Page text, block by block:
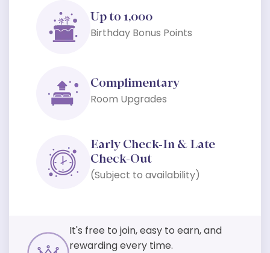
Up to 1,000
Birthday Bonus Points
Complimentary
Room Upgrades
Early Check-In & Late
Check-Out
(Subject to availability)
It's free to join, easy to earn, and
rewarding every time.